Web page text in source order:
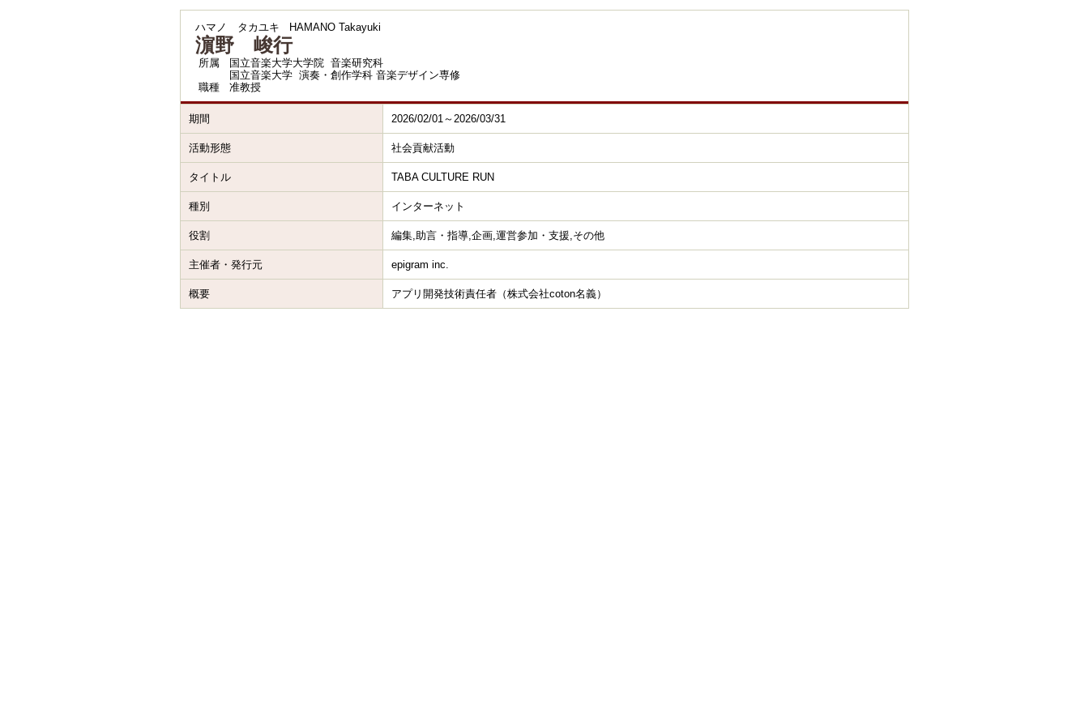
ハマノ タカユキ HAMANO Takayuki
濵野 峻行
所属
国立音楽大学大学院 音楽研究科
国立音楽大学 演奏・創作学科 音楽デザイン専修
職種
准教授
期間 2026/02/01～2026/03/31
活動形態 社会貢献活動
タイトル TABA CULTURE RUN
種別 インターネット
役割 編集,助言・指導,企画,運営参加・支援,その他
主催者・発行元 epigram inc.
概要 アプリ開発技術責任者（株式会社coton名義）